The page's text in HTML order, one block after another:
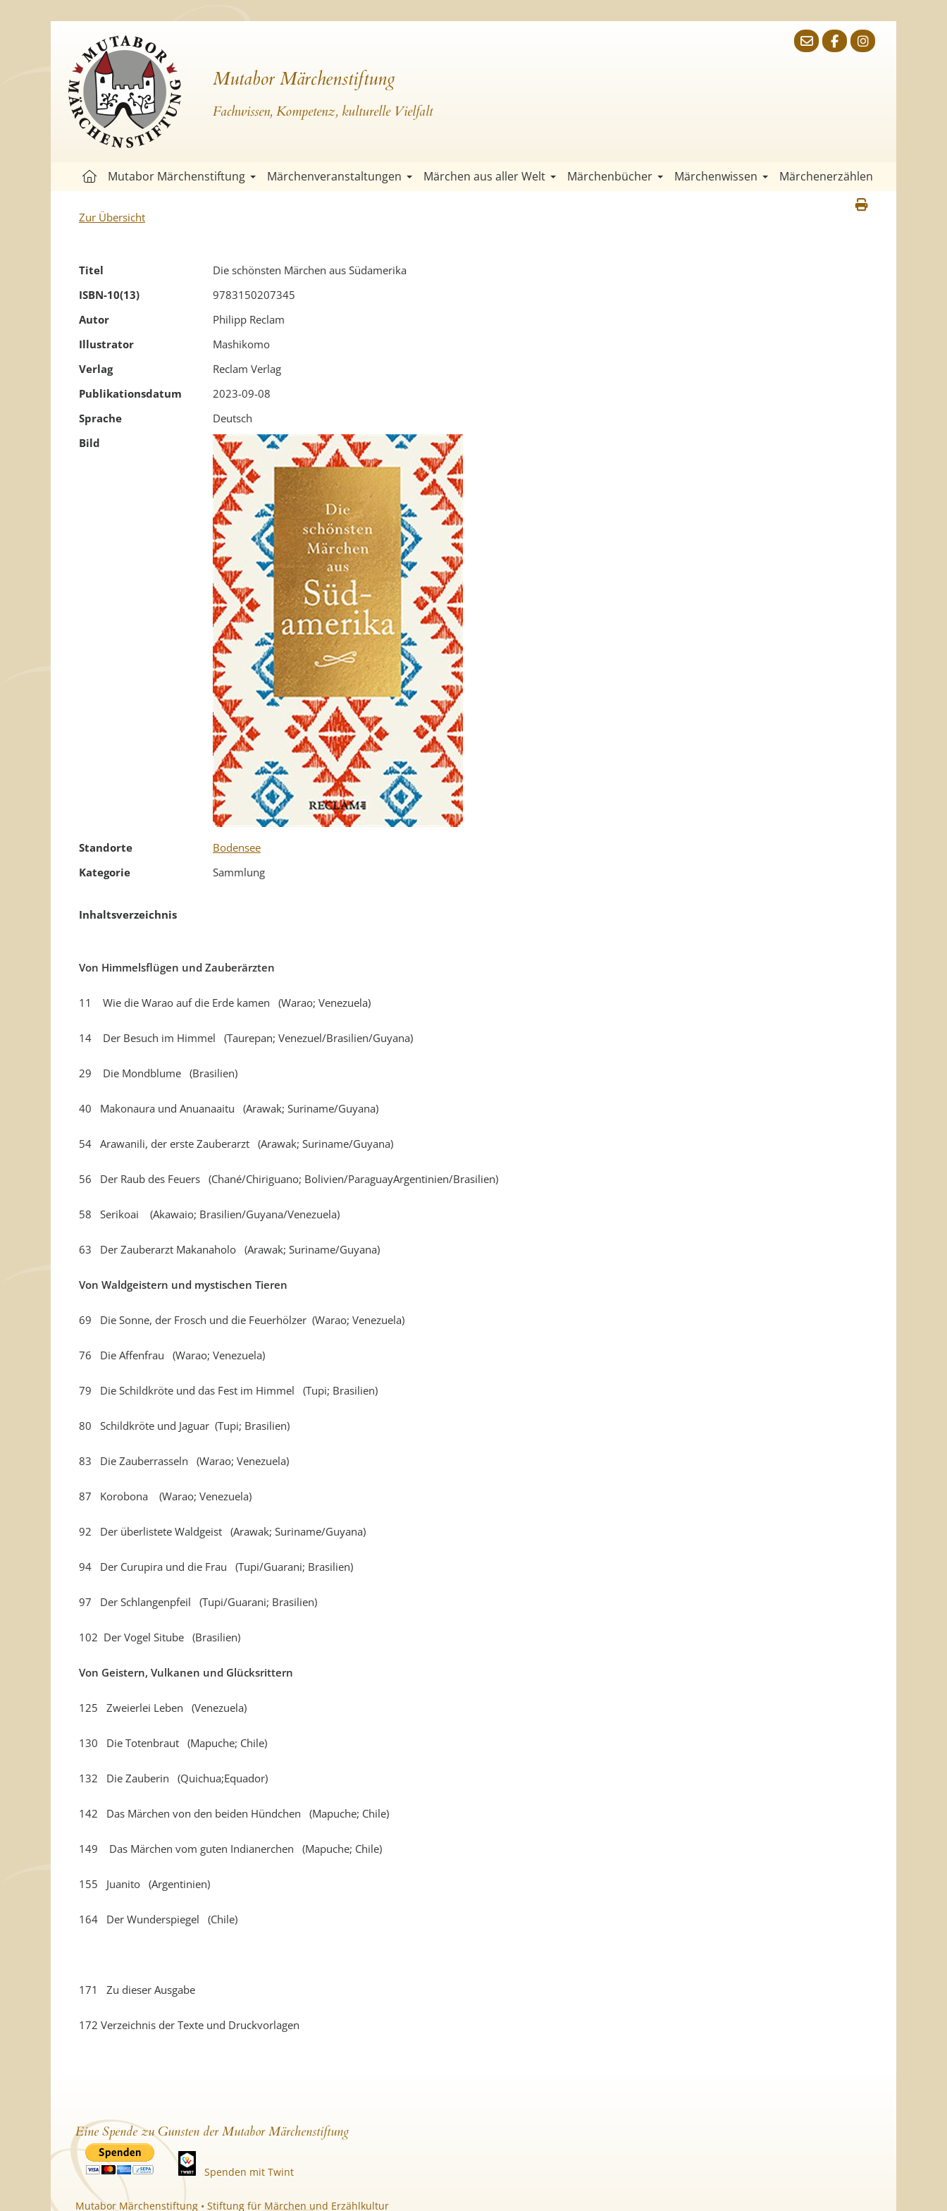
Mutabor Märchenstiftung
Fachwissen, Kompetenz, kulturelle Vielfalt
Mutabor Märchenstiftung Märchenveranstaltungen Märchen aus aller Welt Märchenbücher Märchenwissen Märchenerzählen
Zur Übersicht
Titel
Die schönsten Märchen aus Südamerika
ISBN-10(13)
9783150207345
Autor
Philipp Reclam
Illustrator
Mashikomo
Verlag
Reclam Verlag
Publikationsdatum
2023-09-08
Sprache
Deutsch
Bild
Standorte
Bodensee
Kategorie
Sammlung
Inhaltsverzeichnis
Von Himmelsflügen und Zauberärzten
11 Wie die Warao auf die Erde kamen (Warao; Venezuela)
14 Der Besuch im Himmel (Taurepan; Venezuel/Brasilien/Guyana)
29 Die Mondblume (Brasilien)
40 Makonaura und Anuanaaitu (Arawak; Suriname/Guyana)
54 Arawanili, der erste Zauberarzt (Arawak; Suriname/Guyana)
56 Der Raub des Feuers (Chané/Chiriguano; Bolivien/ParaguayArgentinien/Brasilien)
58 Serikoai (Akawaio; Brasilien/Guyana/Venezuela)
63 Der Zauberarzt Makanaholo (Arawak; Suriname/Guyana)
Von Waldgeistern und mystischen Tieren
69 Die Sonne, der Frosch und die Feuerhölzer (Warao; Venezuela)
76 Die Affenfrau (Warao; Venezuela)
79 Die Schildkröte und das Fest im Himmel (Tupi; Brasilien)
80 Schildkröte und Jaguar (Tupi; Brasilien)
83 Die Zauberrasseln (Warao; Venezuela)
87 Korobona (Warao; Venezuela)
92 Der überlistete Waldgeist (Arawak; Suriname/Guyana)
94 Der Curupira und die Frau (Tupi/Guarani; Brasilien)
97 Der Schlangenpfeil (Tupi/Guarani; Brasilien)
102 Der Vogel Sitube (Brasilien)
Von Geistern, Vulkanen und Glücksrittern
125 Zweierlei Leben (Venezuela)
130 Die Totenbraut (Mapuche; Chile)
132 Die Zauberin (Quichua;Equador)
142 Das Märchen von den beiden Hündchen (Mapuche; Chile)
149 Das Märchen vom guten Indianerchen (Mapuche; Chile)
155 Juanito (Argentinien)
164 Der Wunderspiegel (Chile)
171 Zu dieser Ausgabe
172 Verzeichnis der Texte und Druckvorlagen
Eine Spende zu Gunsten der Mutabor Märchenstiftung
Spenden mit Twint
Mutabor Märchenstiftung • Stiftung für Märchen und Erzählkultur